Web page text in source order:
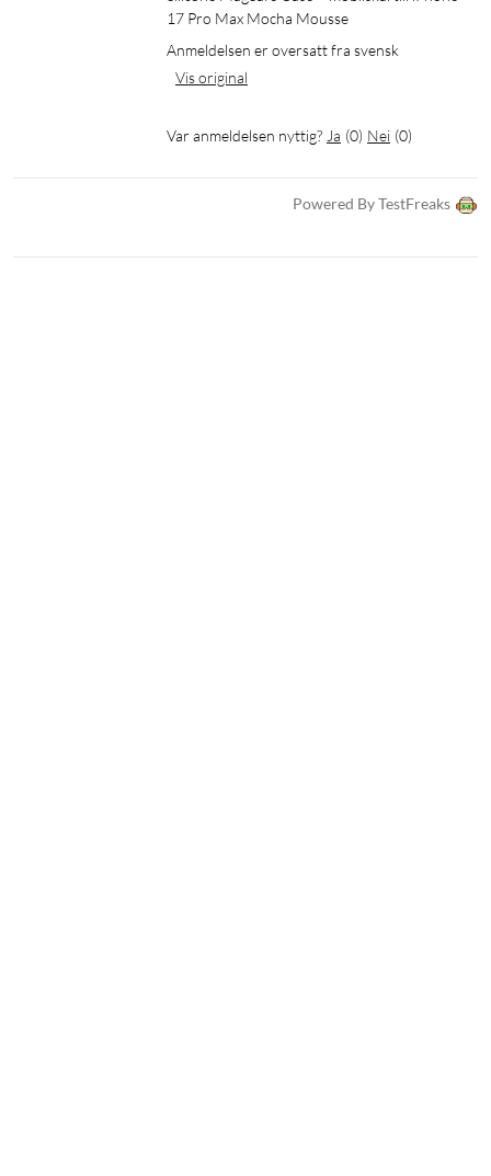
17 Pro Max Mocha Mousse
Anmeldelsen er oversatt fra svensk
Vis original
Var anmeldelsen nyttig? Ja (0) Nei (0)
Powered By TestFreaks